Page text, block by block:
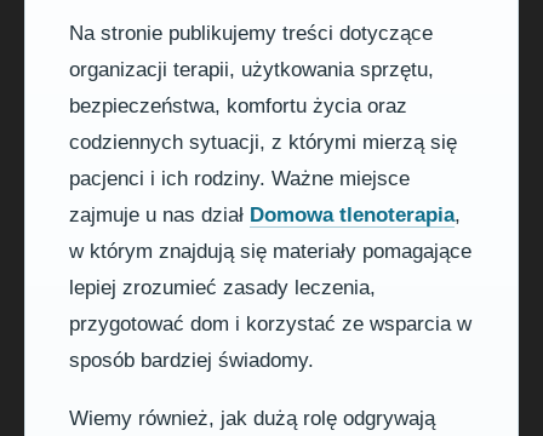
Na stronie publikujemy treści dotyczące
organizacji terapii, użytkowania sprzętu,
bezpieczeństwa, komfortu życia oraz
codziennych sytuacji, z którymi mierzą się
pacjenci i ich rodziny. Ważne miejsce
zajmuje u nas dział Domowa tlenoterapia,
w którym znajdują się materiały pomagające
lepiej zrozumieć zasady leczenia,
przygotować dom i korzystać ze wsparcia w
sposób bardziej świadomy.
Wiemy również, jak dużą rolę odgrywają